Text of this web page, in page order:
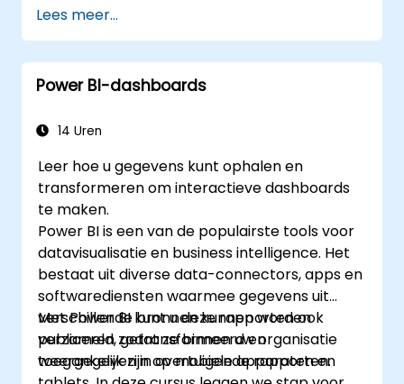
Lees meer...
Power BI-dashboards
14 Uren
Leer hoe u gegevens kunt ophalen en
transformeren om interactieve dashboards
te maken.
Power BI is een van de populairste tools voor
datavisualisatie en business intelligence. Het
bestaat uit diverse data-connectors, apps en
softwarediensten waarmee gegevens uit
verschillende bronnen kunnen worden
verzameld, getransformeerd en
weergegeven in overtuigende rapporten.
Met Power BI kunt u deze rapporten ook
publiceren zodat ze binnen uw organisatie
toegankelijk zijn op mobiele apparaten en